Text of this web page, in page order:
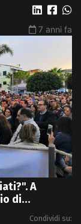
7 anni fa
A
di
Condividi su: